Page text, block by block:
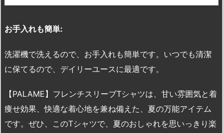
お手入れも簡単:
洗濯機で洗えるので、お手入れも簡単です。いつでも清潔
に保てるので、デイリーユースに最適です。
【PALAME】フレンチスリーブTシャツは、甘い雰囲気と着
痩せ効果、快適な着心地を兼ね備えた、夏の万能アイテム
です。ぜひ、このTシャツで、夏のおしゃれを思いっきり楽